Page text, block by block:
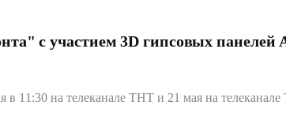
с участием 3D гипсовых панелей
в 11:30 на телеканале ТНТ и 21 мая на